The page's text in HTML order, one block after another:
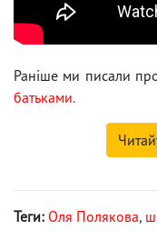
Раніше ми писали
батьками.
Теги: Оля Полякова,